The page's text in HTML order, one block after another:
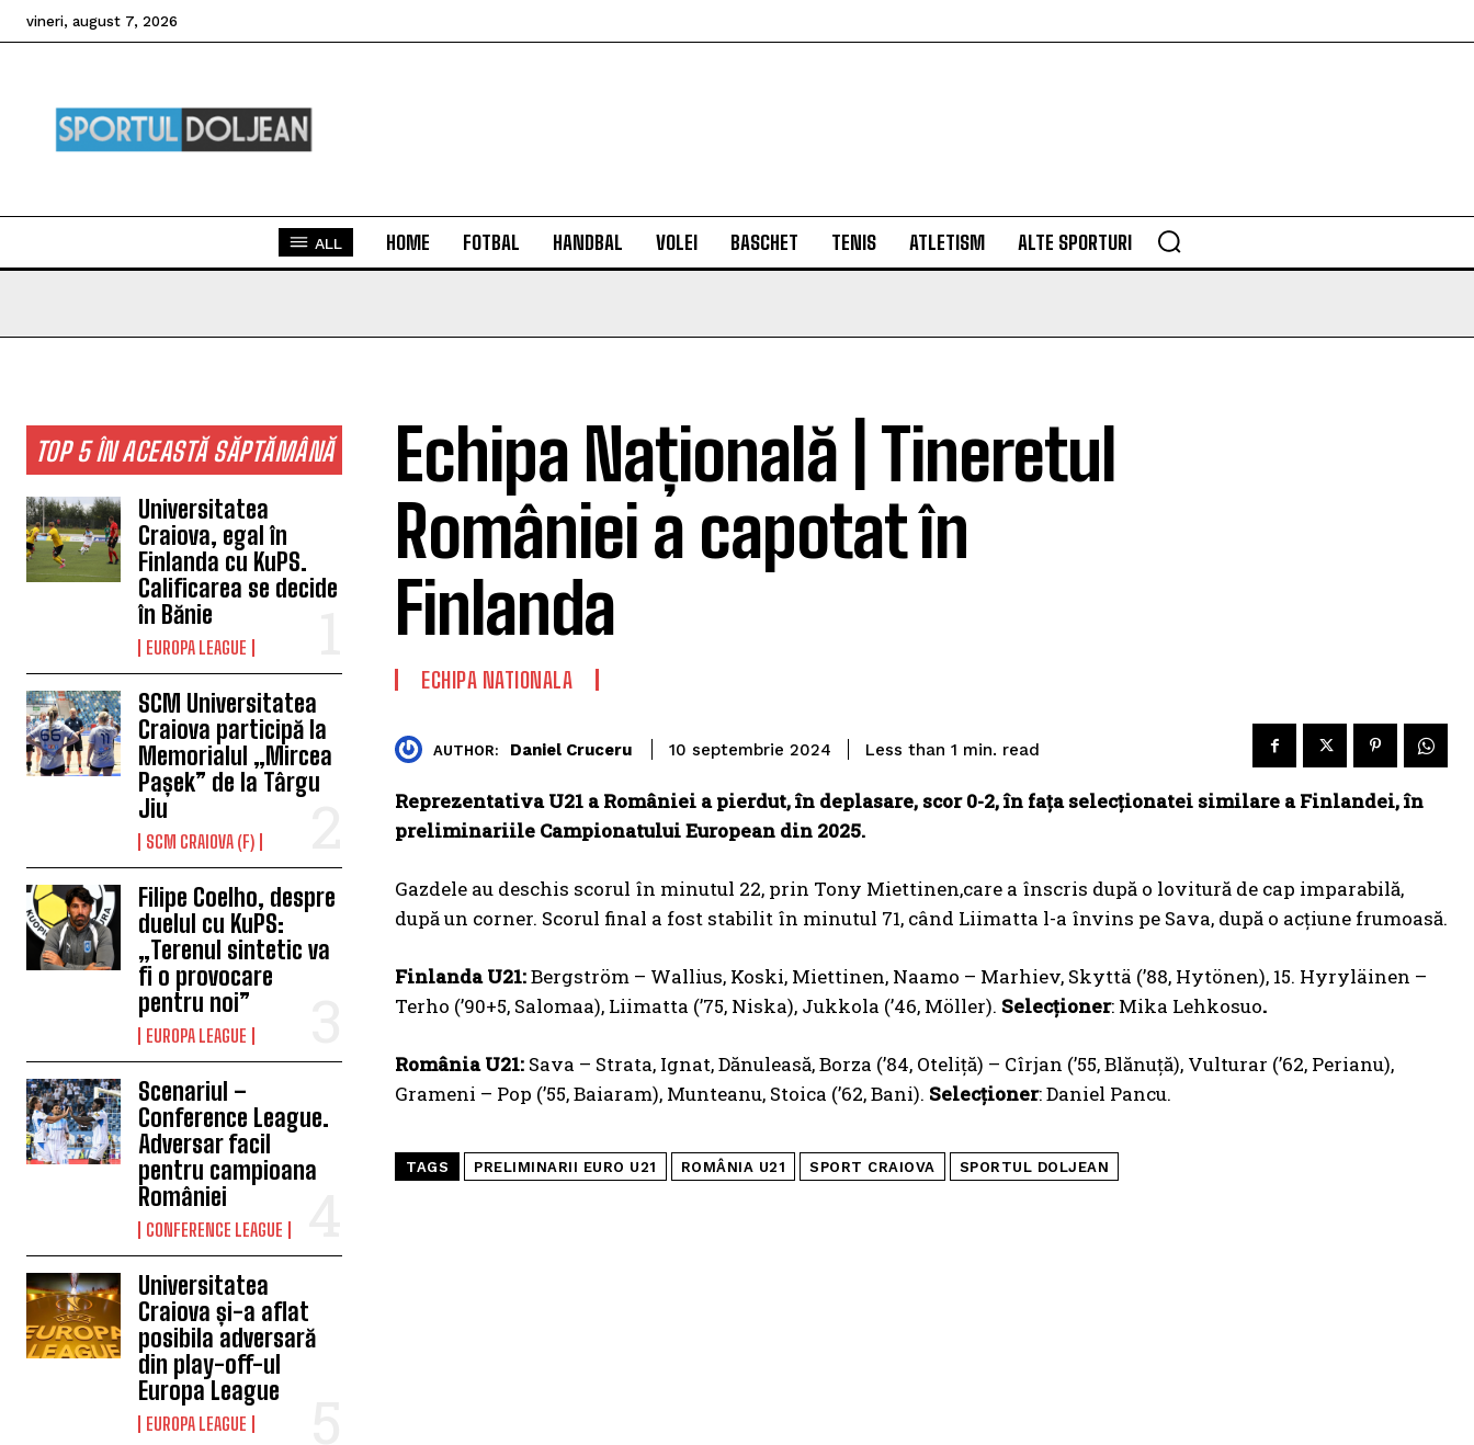
vineri, august 7, 2026
ALL HOME FOTBAL HANDBAL VOLEI BASCHET TENIS ATLETISM ALTE SPORTURI
TOP 5 ÎN ACEASTĂ SĂPTĂMÂNĂ
Universitatea
Craiova, egal în
Finlanda cu KuPS.
Calificarea se decide
în Bănie
EUROPA LEAGUE
SCM Universitatea
Craiova participă la
Memorialul „Mircea
Pașek” de la Târgu
Jiu
SCM CRAIOVA (F)
Filipe Coelho, despre
duelul cu KuPS:
„Terenul sintetic va
fi o provocare
pentru noi”
EUROPA LEAGUE
Scenariul –
Conference League.
Adversar facil
pentru campioana
României
CONFERENCE LEAGUE
Universitatea
Craiova și-a aflat
posibila adversară
din play-off-ul
Europa League
EUROPA LEAGUE
Echipa Națională | Tineretul
României a capotat în
Finlanda
ECHIPA NATIONALA
AUTHOR: Daniel Cruceru 10 septembrie 2024 Less than 1 min. read
Reprezentativa U21 a României a pierdut, în deplasare, scor 0-2, în fața selecționatei similare a Finlandei, în
preliminariile Campionatului European din 2025.
Gazdele au deschis scorul în minutul 22, prin Tony Miettinen,care a înscris după o lovitură de cap imparabilă,
după un corner. Scorul final a fost stabilit în minutul 71, când Liimatta l-a învins pe Sava, după o acțiune frumoasă.
Finlanda U21:Bergström – Wallius, Koski, Miettinen, Naamo – Marhiev, Skyttä (’88, Hytönen), 15. Hyryläinen –
Terho (’90+5, Salomaa), Liimatta (’75, Niska), Jukkola (’46, Möller). Selecționer: Mika Lehkosuo.
România U21: Sava – Strata, Ignat, Dănuleasă, Borza (’84, Oteliță) – Cîrjan (’55, Blănuță), Vulturar (’62, Perianu),
Grameni – Pop (’55, Baiaram), Munteanu, Stoica (’62, Bani). Selecționer: Daniel Pancu.
TAGS PRELIMINARII EURO U21 ROMÂNIA U21 SPORT CRAIOVA SPORTUL DOLJEAN